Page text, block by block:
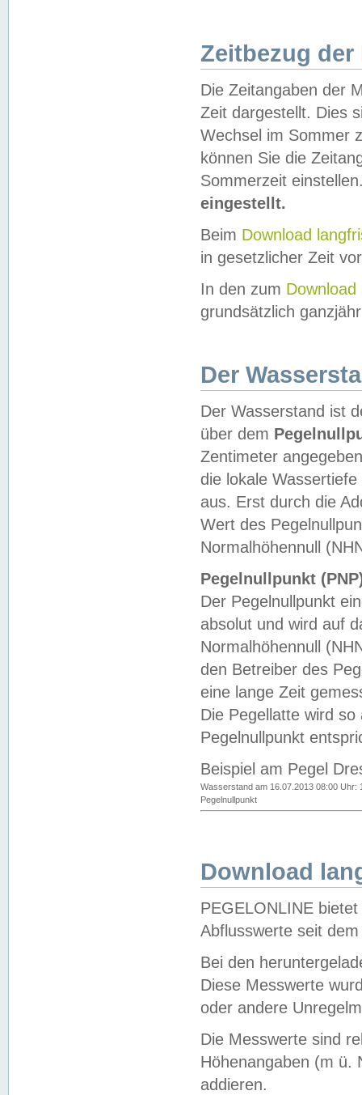
Zeitbezug der
Die Zeitangaben der
Zeit dargestellt. Dies
Wechsel im Sommer
können Sie die
Sommerzeit
eingestellt.
Beim Download
in gesetzlicher Zeit
In den zum Download
grundsätzlich
Der
Der Wasserstand ist
über dem
Zentimeter
die lokale
aus. Erst durch die
Wert des
Normalhöhennull
Pegelnullpunkt
Der Pegelnullpunkt
absolut und wird auf
Normalhöhennull
den Betreiber des
eine lange Zeit
Die Pegellatte wird
Pegelnullpunkt
Beispiel am Pegel
Wasserstand am 16.07.2013 08:00 Uhr:
Pegelnullpunkt
Download
PEGELONLINE
Abflusswerte seit
Bei den
Diese Messwerte
oder andere
Die Messwerte sind
Höhenangaben (m ü.
addieren.